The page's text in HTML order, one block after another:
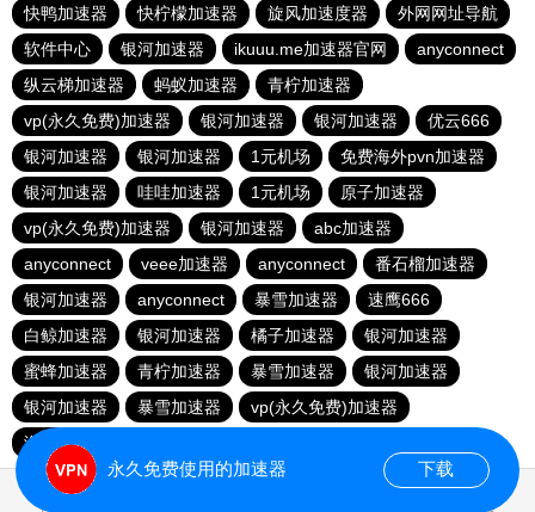
快鸭加速器
快柠檬加速器 旋风加速度器
外网网址导航
软件中心
银河加速器 ikuuu.me加速器官网
anyconnect
纵云梯加速器
蚂蚁加速器
青柠加速器
vp(永久免费)加速器
银河加速器 银河加速器
优云666
银河加速器
银河加速器 1元机场
免费海外pvn加速器
银河加速器
哇哇加速器 1元机场
原子加速器
vp(永久免费)加速器
银河加速器
abc加速器
anyconnect
veee加速器 anyconnect
番石榴加速器
银河加速器
anyconnect 暴雪加速器
速鹰666
白鲸加速器
银河加速器 橘子加速器
银河加速器
蜜蜂加速器
青柠加速器 暴雪加速器
银河加速器
银河加速器
暴雪加速器
vp(永久免费)加速器
海外梯子官网
永久免费使用的加速器 下载